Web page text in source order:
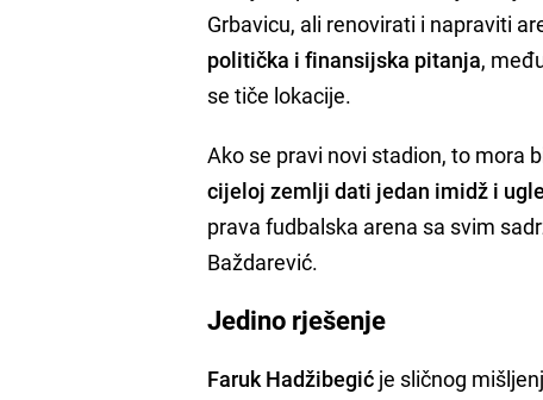
Grbavicu, ali renovirati i napraviti
politička i finansijska pitanja,
se tiče lokacije.
Ako se pravi novi stadion, to mora
cijeloj zemlji dati jedan imidž i
prava fudbalska arena sa svim
Baždarević.
Jedino rješenje
Faruk Hadžibegić je sličnog